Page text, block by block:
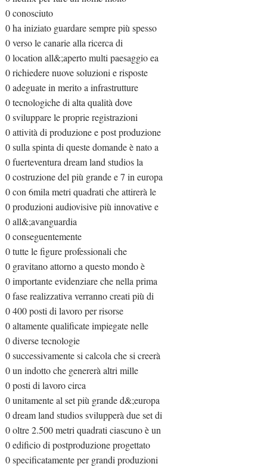
0 conosciuto
0 ha iniziato guardare sempre più spesso
0 verso le canarie alla ricerca di
0 location all&;aperto multi paesaggio ea
0 richiedere nuove soluzioni e risposte
0 adeguate in merito a infrastrutture
0 tecnologiche di alta qualità dove
0 sviluppare le proprie registrazioni
0 attività di produzione e post produzione
0 sulla spinta di queste domande è nato a
0 fuerteventura dream land studios la
0 costruzione del più grande e 7 in europa
0 con 6mila metri quadrati che attirerà le
0 produzioni audiovisive più innovative e
0 all&;avanguardia
0 conseguentemente
0 tutte le figure professionali che
0 gravitano attorno a questo mondo è
0 importante evidenziare che nella prima
0 fase realizzativa verranno creati più di
0 400 posti di lavoro per risorse
0 altamente qualificate impiegate nelle
0 diverse tecnologie
0 successivamente si calcola che si creerà
0 un indotto che genererà altri mille
0 posti di lavoro circa
0 unitamente al set più grande d&;europa
0 dream land studios svilupperà due set di
0 oltre 2.500 metri quadrati ciascuno è un
0 edificio di postproduzione progettato
0 specificatamente per grandi produzioni